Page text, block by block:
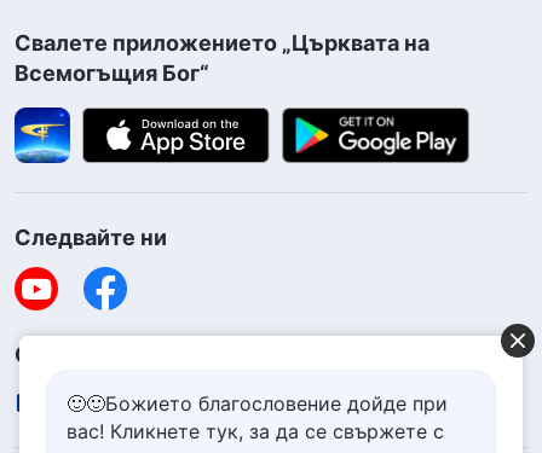
Свалете приложението „Църквата на
Всемогъщия Бог“
Следвайте ни
Свържете се с нас
contact.bg@godfootsteps.org
🙂🙂Божието благословение дойде при
вас! Кликнете тук, за да се свържете с